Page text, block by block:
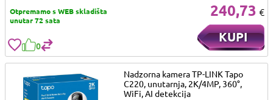
Otpremamo s WEB skladišta
unutar 72 sata
240,73 €
KUPI
0
Nadzorna kamera TP-LINK Tapo
C220, unutarnja, 2K/4MP, 360°,
WiFi, AI detekcija